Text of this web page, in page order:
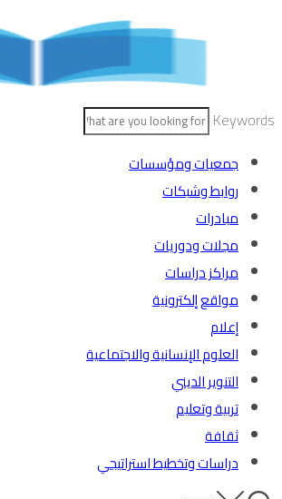
Keywords
جمعيات ومؤسسات
روابط وشبكات
مبادرات
مجلات ودوريات
مراكز دراسات
مواقع إلكترونية
إعلام
العلوم الإنسانية والاجتماعية
التنوير الديني
تربية وتعليم
ثقافة
دراسات وتخطيط استراتيجي